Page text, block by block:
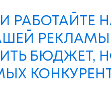
РАБОТАЙТЕ
БЮДЖЕТ,